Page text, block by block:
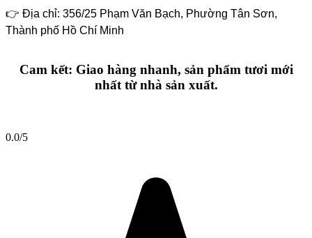
👉 Địa chỉ: 356/25 Phạm Văn Bạch, Phường Tân Sơn,
Thành phố Hồ Chí Minh
Cam kết: Giao hàng nhanh, sản phẩm tươi mới
nhất từ nhà sản xuất.
0.0/5